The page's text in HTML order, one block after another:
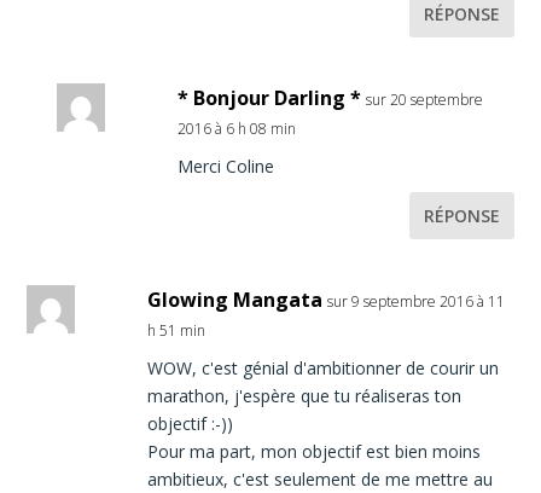
RÉPONSE
* Bonjour Darling * sur 20 septembre
2016 à 6 h 08 min
Merci Coline
RÉPONSE
Glowing Mangata sur 9 septembre 2016 à 11
h 51 min
WOW, c'est génial d'ambitionner de courir un
marathon, j'espère que tu réaliseras ton
objectif :-))
Pour ma part, mon objectif est bien moins
ambitieux, c'est seulement de me mettre au